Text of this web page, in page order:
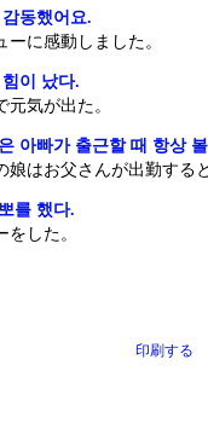
동했어요.
ーに感動しました。
이 났다.
元気が出た。
아빠가 출근할 때 항상
娘はお父さんが出勤する
를 했다.
をした。
印刷する